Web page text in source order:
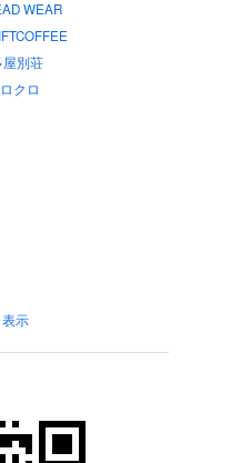
WEAR
別荘
クロ
示